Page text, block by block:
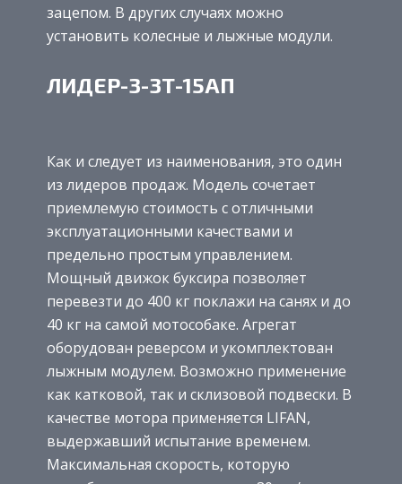
зацепом. В других случаях можно
установить колесные и лыжные модули.
ЛИДЕР-3-3Т-15АП
Как и следует из наименования, это один
из лидеров продаж. Модель сочетает
приемлемую стоимость с отличными
эксплуатационными качествами и
предельно простым управлением.
Мощный движок буксира позволяет
перевезти до 400 кг поклажи на санях и до
40 кг на самой мотособаке. Агрегат
оборудован реверсом и укомплектован
лыжным модулем. Возможно применение
как катковой, так и склизовой подвески. В
качестве мотора применяется LIFAN,
выдержавший испытание временем.
Максимальная скорость, которую